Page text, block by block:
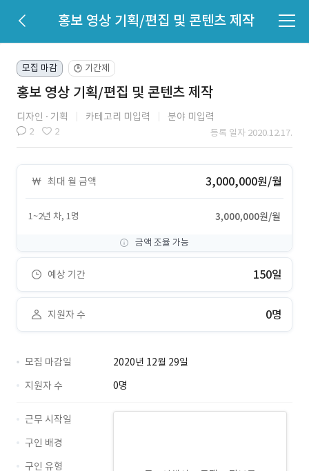
홍보 영상 기획/편집 및 콘텐츠 제작
모집 마감 🕒 기간제
홍보 영상 기획/편집 및 콘텐츠 제작
디자인 기획 카테고리 미입력 분야 미입력
2 2 등록 일자 2020.12.17.
최대 월 금액 3,000,000원/월
1~2년 차, 1명 3,000,000원/월
금액 조율 가능
예상 기간 150일
지원자 수 0명
모집 마감일
2020년 12월 29일
지원자 수
0명
근무 시작일
구인 배경
구인 유형